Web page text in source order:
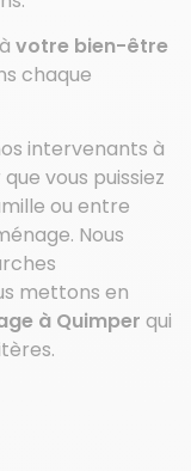
votre bien-être
chaque
intervenants à
vous puissiez
ou entre
Nous
mettons en
à Quimper qui